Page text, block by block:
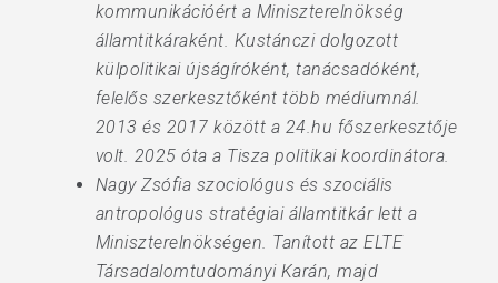
kommunikációért a Miniszterelnökség
államtitkáraként. Kustánczi dolgozott
külpolitikai újságíróként, tanácsadóként,
felelős szerkesztőként több médiumnál.
2013 és 2017 között a 24.hu főszerkesztője
volt. 2025 óta a Tisza politikai koordinátora.
Nagy Zsófia szociológus és szociális
antropológus stratégiai államtitkár lett a
Miniszterelnökségen. Tanított az ELTE
Társadalomtudományi Karán, majd